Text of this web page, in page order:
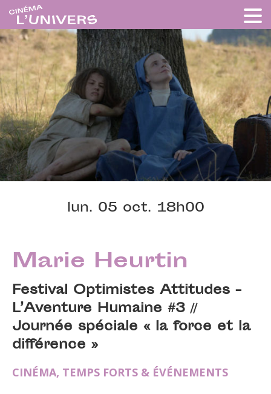
lun. 05 oct. 18h00
Marie Heurtin
Festival Optimistes Attitudes -
L’Aventure Humaine #3 //
Journée spéciale « la force et la
différence »
CINÉMA, TEMPS FORTS & ÉVÉNEMENTS